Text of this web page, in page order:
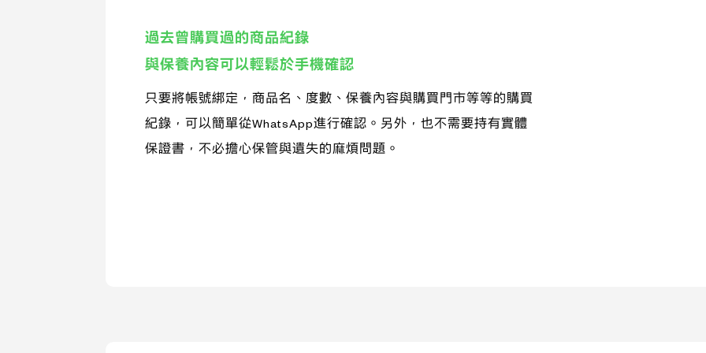
過去曾購買過的商品紀錄
與保養內容可以輕鬆於手機確認
只要將帳號綁定，商品名、度數、保養內容與購買門市等等的購買
紀錄，可以簡單從WhatsApp進行確認。另外，也不需要持有實體
保證書，不必擔心保管與遺失的麻煩問題。